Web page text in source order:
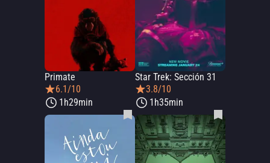
Primate
6.1/10
1h29min
Star Trek: Sección 31
3.8/10
1h35min